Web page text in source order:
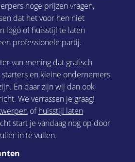
hoge prijzen vragen,
dat het voor hen niet
logo of huisstijl te laten
professionele partij.
van mening dat grafisch
en kleine ondernemers
En daar zijn wij dan ook
We verrassen je graag!
ofhuisstijl laten
start je vandaag nog op door
in te vullen.